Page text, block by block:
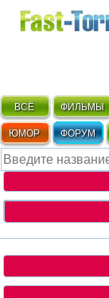
ВСЁ ФИЛЬМЫ
ЮМОР ФОРУМ